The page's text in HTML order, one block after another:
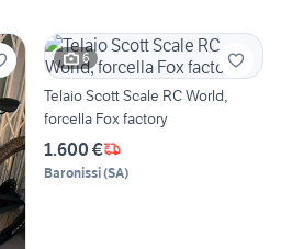
6
Telaio Scott Scale RC World,
forcella Fox factory
1.600 €
Baronissi(SA)